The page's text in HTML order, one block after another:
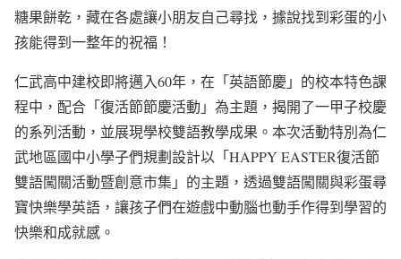
糖果餅乾，藏在各處讓小朋友自己尋找，據說找到彩蛋的小
孩能得到一整年的祝福！
仁武高中建校即將邁入60年，在「英語節慶」的校本特色課
程中，配合「復活節節慶活動」為主題，揭開了一甲子校慶
的系列活動，並展現學校雙語教學成果。本次活動特別為仁
武地區國中小學子們規劃設計以「HAPPY EASTER復活節
雙語闖關活動暨創意市集」的主題，透過雙語闖關與彩蛋尋
寶快樂學英語，讓孩子們在遊戲中動腦也動手作得到學習的
快樂和成就感。